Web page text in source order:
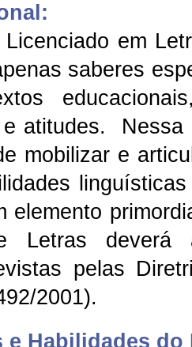
em
saberes
e atitudes. Nessa
mobilizar e
elemento
Letras deverá
pelas
2001).
e Habilidades